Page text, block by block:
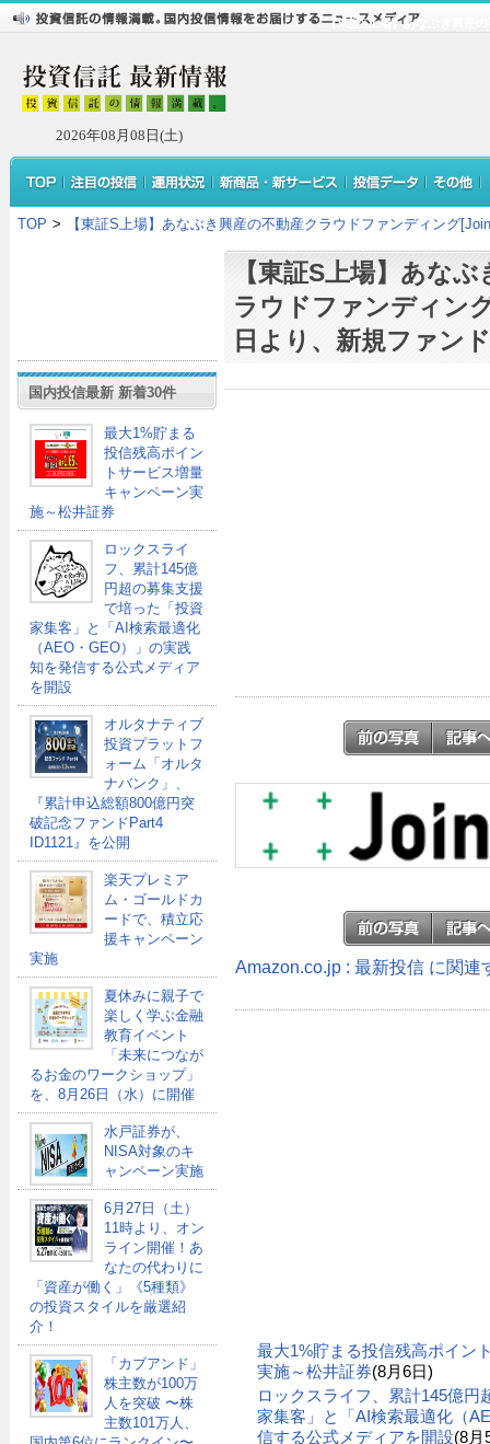
2026年08月08日(土)
【東証S上場】あなぶき興産
TOP > 【東証S上場】あなぶき興産の不動産クラウドファンディング
国内投信最新 新着30件
最大1%貯まる
投信残高ポイン
トサービス増量
キャンペーン実
施～松井証券
ロックスライ
フ、累計145億
円超の募集支援
で培った「投資
家集客」と「AI検索最適化
（AEO・GEO）」の実践
知を発信する公式メディア
を開設
オルタナティブ
投資プラットフ
ォーム「オルタ
ナバンク」、
『累計申込総額800億円突
破記念ファンドPart4
ID1121』を公開
楽天プレミア
ム・ゴールドカ
ードで、積立応
援キャンペーン
実施
夏休みに親子で
楽しく学ぶ金融
教育イベント
「未来につなが
るお金のワークショップ」
を、8月26日（水）に開催
水戸証券が、
NISA対象のキ
ャンペーン実施
6月27日（土）
11時より、オン
ライン開催！あ
なたの代わりに
「資産が働く」《5種類》
の投資スタイルを厳選紹
介！
「カブアンド」
株主数が100万
人を突破 〜株
主数101万人、
【東証S上場】あな
ラウドファンディン
日より、新規ファン
Amazon.co.jp : 最新投信 に関連
最大1%貯まる投信残高ポイン
実施～松井証券(8月6日)
ロックスライフ、累計145億円
家集客」と「AI検索最適化（
信する公式メディアを開設(8月